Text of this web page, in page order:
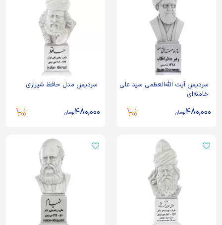
سردیس آیت‌ الله‌العظمی سید علی
خامنه‌ای
480,000تومان
سردیس مدل حافظ شیرازی
480,000تومان